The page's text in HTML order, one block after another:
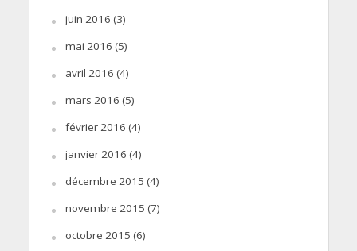
juin 2016 (3)
mai 2016 (5)
avril 2016 (4)
mars 2016 (5)
février 2016 (4)
janvier 2016 (4)
décembre 2015 (4)
novembre 2015 (7)
octobre 2015 (6)